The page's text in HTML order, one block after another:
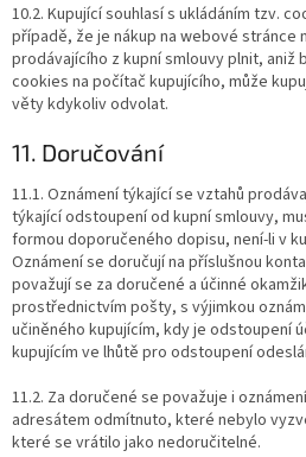
10.2. Kupující souhlasí s ukládáním tzv.
případě, že je nákup na webové stránce
prodávajícího z kupní smlouvy plnit, aniž
cookies na počítač kupujícího, může
věty kdykoliv odvolat.
11. Doručování
11.1. Oznámení týkající se vztahů
týkající odstoupení od kupní smlouvy,
formou doporučeného dopisu, není-li v
Oznámení se doručují na příslušnou
považují se za doručené a účinné
prostřednictvím pošty, s výjimkou
učiněného kupujícím, kdy je odstoupení
kupujícím ve lhůtě pro odstoupení
11.2. Za doručené se považuje i
adresátem odmítnuto, které nebylo
které se vrátilo jako nedoručitelné.